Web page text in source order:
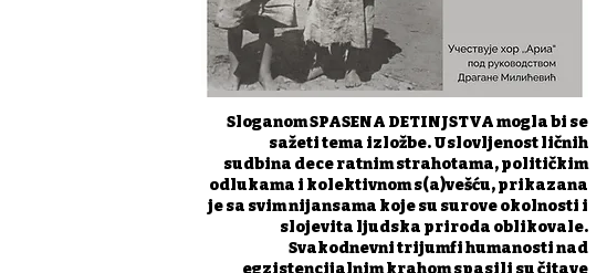
Sloganom SPASENA DETINJSTVA mogla bi se
sažeti tema izložbe. Uslovljenost ličnih
sudbina dece ratnim strahotama, političkim
odlukama i kolektivnom s(a)vešću, prikazana
je sa svim nijansama koje su surove okolnosti i
slojevita ljudska priroda oblikovale.
Svakodnevni trijumfi humanosti nad
egzistencijalnim krahom spasili su čitave